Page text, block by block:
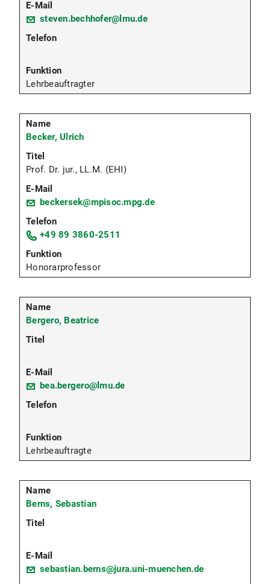
steven.bechhofer@lmu.de
Lehrbeauftragter
Becker, Ulrich
Prof. Dr. jur., LL.M. (EHI)
beckersek@mpisoc.mpg.de
+49 89 3860-2511
Honorarprofessor
Bergero, Beatrice
bea.bergero@lmu.de
Lehrbeauftragte
Berns, Sebastian
sebastian.berns@jura.uni-muenchen.de